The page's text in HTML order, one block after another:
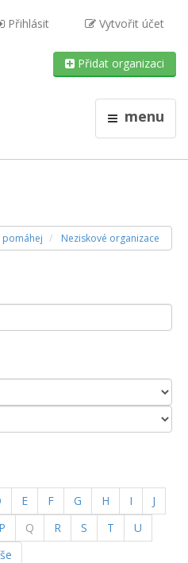
Přihlásit Vytvořit účet
Přidat organizaci
menu
pomáhej Neziskové organizace
E F G H I
J
P Q R S T
U